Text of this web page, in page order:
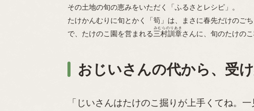
その土地の旬の恵みをいただく「ふるさとレシピ」。
たけかんむりに旬とかく「筍」は、まさに春先だけのご
で、たけのこ園を営まれる三村訓章
みむらのりあき
さんに、旬のたけの
おじいさんの代から、受
「じいさんはたけのこ掘りが上手くてね。